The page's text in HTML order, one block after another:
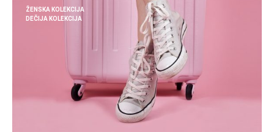
ŽENSKA KOLEKCIJA
DEČIJA KOLEKCIJA